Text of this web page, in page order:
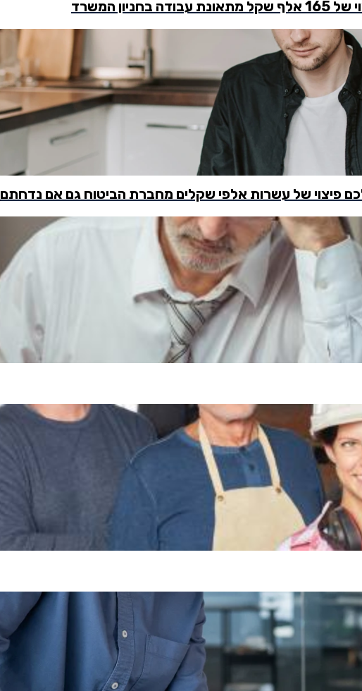
פיצוי של עשרות אלפי שקלים מחברת הביטוח גם אם נדחתם